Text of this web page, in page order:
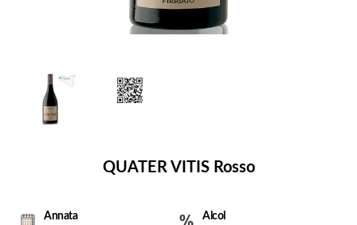
QUATER VITIS Rosso
Annata
Alcol